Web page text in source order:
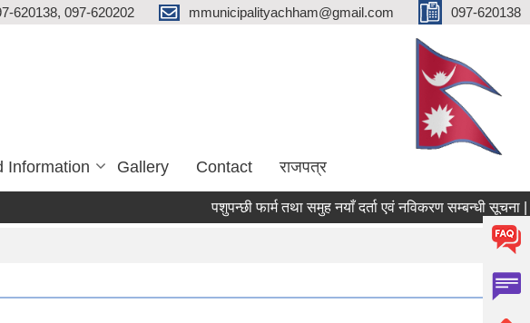
620138, 097-620202 mmunicipalityachham@gmail.com 097-620138
Information Gallery Contact राजपत्र
पशुपन्छी फार्म तथा समुह नयाँ दर्ता एवं नविकरण सम्बन्धी सूचना |